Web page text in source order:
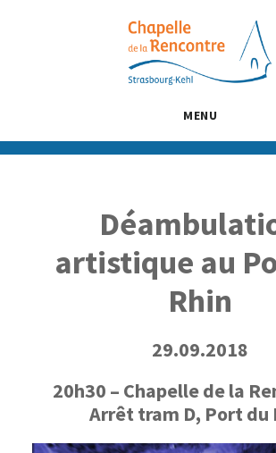
MENU
artistique au
Rhin
29.09.2018
20h30 – Chapelle de la
Arrêt tram D, Port du